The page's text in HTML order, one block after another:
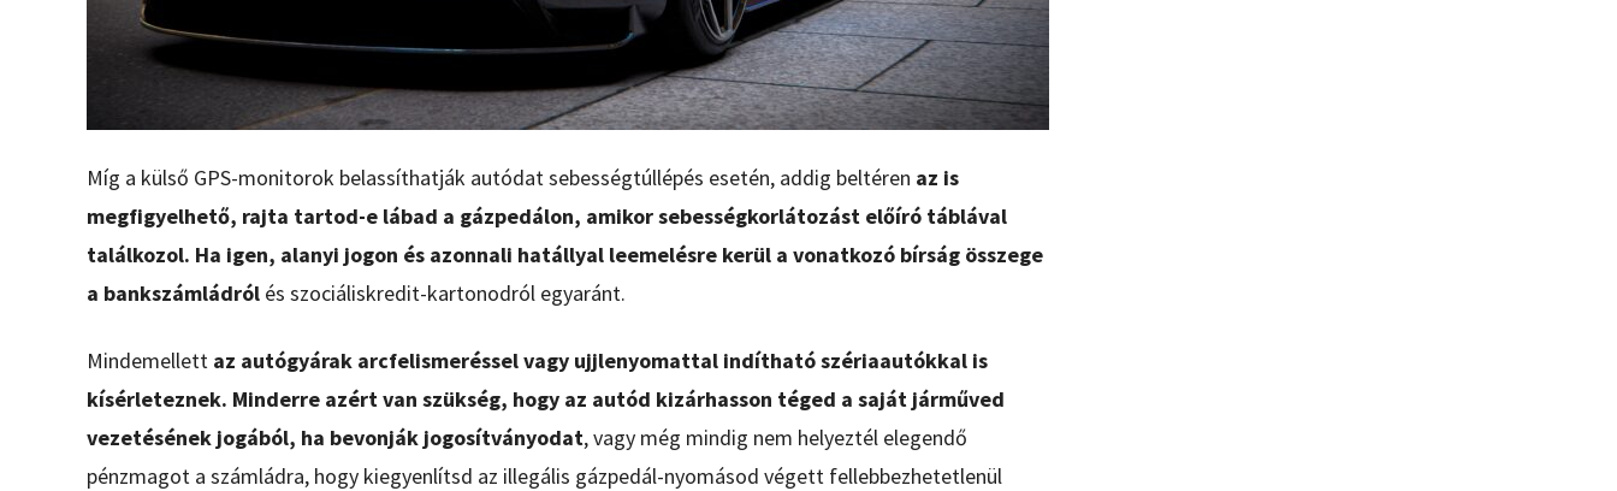
Míg a külső GPS-monitorok belassíthatják autódat sebességtúllépés esetén, addig beltéren az is
megfigyelhető, rajta tartod-e lábad a gázpedálon, amikor sebességkorlátozást előíró táblával
találkozol. Ha igen, alanyi jogon és azonnali hatállyal leemelésre kerül a vonatkozó bírság összege
a bankszámládról és szociáliskredit-kartonodról egyaránt.
Mindemellett az autógyárak arcfelismeréssel vagy ujjlenyomattal indítható szériaautókkal is
kísérleteznek. Minderre azért van szükség, hogy az autód kizárhasson téged a saját járműved
vezetésének jogából, ha bevonják jogosítványodat, vagy még mindig nem helyeztél elegendő
pénzmagot a számládra, hogy kiegyenlítsd az illegális gázpedál-nyomásod végett fellebbezhetetlenül